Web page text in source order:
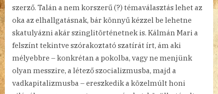
szerző. Talán a nem korszerű (?) témaválasztás lehet az
oka az elhallgatásnak, bár könnyű kézzel be lehetne
skatulyázni akár szinglitörténetnek is. Kálmán Mari a
felszínt tekintve szórakoztató szatírát írt, ám aki
mélyebbre – konkrétan a pokolba, vagy ne menjünk
olyan messzire, a létező szocializmusba, majd a
vadkapitalizmusba – ereszkedik a közelmúlt honi